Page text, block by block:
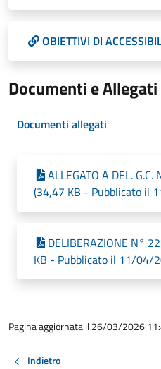
OBIETTIVI DI
Documenti e Allegati
Documenti allegati
ALLEGATO A DEL.
(34,47 KB - Pubblicato il
DELIBERAZIONE N°
KB - Pubblicato il 11/04/
Pagina aggiornata il 26/03/2026
Indietro